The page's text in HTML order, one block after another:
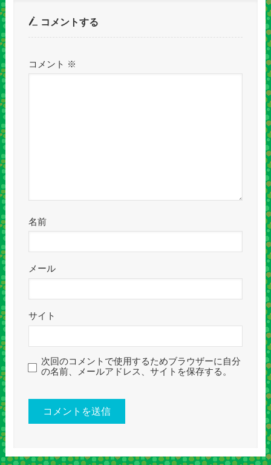
コメントする
コメント ※
名前
メール
サイト
次回のコメントで使用するためブラウザーに自分
の名前、メールアドレス、サイトを保存する。